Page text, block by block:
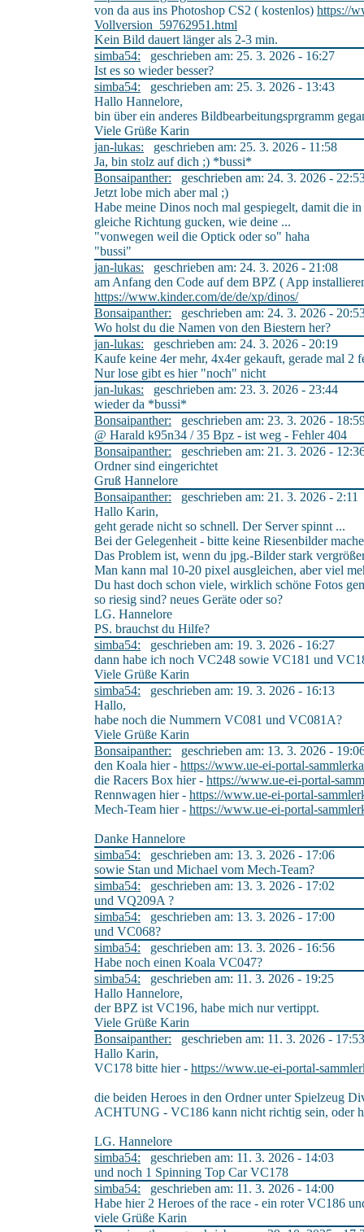
von da aus ins Photoshop CS2 ( kostenlos) https://
Vollversion_59762951.html
Kein Bild dauert länger als 2-3 min.
simba54: geschrieben am: 25. 3. 2026 - 16:27
Ist es so wieder besser?
simba54: geschrieben am: 25. 3. 2026 - 13:43
Hallo Hannelore,
bin über ein anderes Bildbearbeitungsprgramm
Viele Grüße Karin
jan-lukas: geschrieben am: 25. 3. 2026 - 11:58
Ja, bin stolz auf dich ;) *bussi*
Bonsaipanther: geschrieben am: 24. 3. 2026 -
Jetzt lobe mich aber mal ;)
Habe meine Dinos noch mal gespiegelt, damit die in
gleiche Richtung gucken, wie deine ...
"vonwegen weil die Optick oder so" haha
"bussi"
jan-lukas: geschrieben am: 24. 3. 2026 - 21:08
am Anfang den Code auf dem BPZ ( App
https://www.kinder.com/de/de/xp/dinos/
Bonsaipanther: geschrieben am: 24. 3. 2026 -
Wo holst du die Namen von den Biestern her?
jan-lukas: geschrieben am: 24. 3. 2026 - 20:19
Kaufe keine 4er mehr, 4x4er gekauft, gerade mal 2
Nur lose gibt es hier "noch" nicht
jan-lukas: geschrieben am: 23. 3. 2026 - 23:44
wieder da *bussi*
Bonsaipanther: geschrieben am: 23. 3. 2026 -
@ Harald k95n34 / 35 Bpz - ist weg - Fehler 404
Bonsaipanther: geschrieben am: 21. 3. 2026 -
Ordner sind eingerichtet
Gruß Hannelore
Bonsaipanther: geschrieben am: 21. 3. 2026 - 2:11
Hallo Karin,
geht gerade nicht so schnell. Der Server spinnt ...
Bei der Gelegenheit - bitte keine Riesenbilder
Das Problem ist, wenn du jpg.-Bilder stark
Man kann mal 10-20 pixel ausgleichen, aber viel
Du hast doch schon viele, wirklich schöne Fotos
so riesig sind? neues Geräte oder so?
LG. Hannelore
PS. brauchst du Hilfe?
simba54: geschrieben am: 19. 3. 2026 - 16:27
dann habe ich noch VC248 sowie VC181 und
Viele Grüße Karin
simba54: geschrieben am: 19. 3. 2026 - 16:13
Hallo,
habe noch die Nummern VC081 und VC081A?
Viele Grüße Karin
Bonsaipanther: geschrieben am: 13. 3. 2026 -
den Koala hier - https://www.ue-ei-portal-
die Racers Box hier - https://www.ue-ei-portal-
Rennwagen hier - https://www.ue-ei-portal-
Mech-Team hier - https://www.ue-ei-portal-
Danke Hannelore
simba54: geschrieben am: 13. 3. 2026 - 17:06
sowie Stan und Michael vom Mech-Team?
simba54: geschrieben am: 13. 3. 2026 - 17:02
und VQ209A ?
simba54: geschrieben am: 13. 3. 2026 - 17:00
und VC068?
simba54: geschrieben am: 13. 3. 2026 - 16:56
Habe noch einen Koala VC047?
simba54: geschrieben am: 11. 3. 2026 - 19:25
Hallo Hannelore,
der BPZ ist VC196, habe mich nur vertippt.
Viele Grüße Karin
Bonsaipanther: geschrieben am: 11. 3. 2026 - 17:53
Hallo Karin,
VC178 bitte hier - https://www.ue-ei-portal-
die beiden Heroes in den Ordner unter Spielzeug
ACHTUNG - VC186 kann nicht richtig sein, oder
LG. Hannelore
simba54: geschrieben am: 11. 3. 2026 - 14:03
und noch 1 Spinning Top Car VC178
simba54: geschrieben am: 11. 3. 2026 - 14:00
Habe hier 2 Heroes of the race - ein roter VC186
viele Grüße Karin